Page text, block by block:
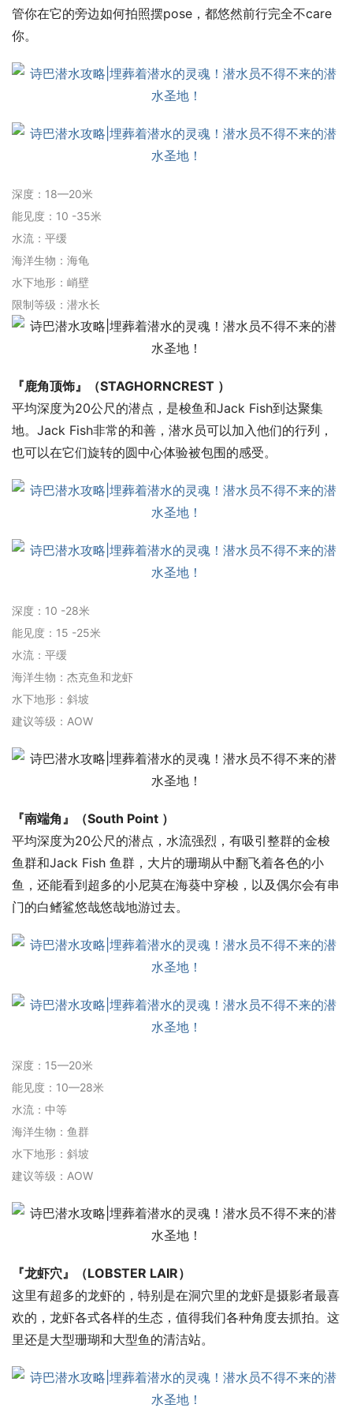
管你在它的旁边如何拍照摆pose，都悠然前行完全不care
你。
深度：18—20米
能见度：10 -35米
水流：平缓
海洋生物：海龟
水下地形：峭壁
限制等级：潜水长
『鹿角顶饰』（STAGHORNCREST ）
平均深度为20公尺的潜点，是梭鱼和Jack Fish到达聚集
地。Jack Fish非常的和善，潜水员可以加入他们的行列，
也可以在它们旋转的圆中心体验被包围的感受。
深度：10 -28米
能见度：15 -25米
水流：平缓
海洋生物：杰克鱼和龙虾
水下地形：斜坡
建议等级：AOW
『南端角』（South Point ）
平均深度为20公尺的潜点，水流强烈，有吸引整群的金梭
鱼群和Jack Fish 鱼群，大片的珊瑚从中翻飞着各色的小
鱼，还能看到超多的小尼莫在海葵中穿梭，以及偶尔会有串
门的白鳍鲨悠哉悠哉地游过去。
深度：15—20米
能见度：10—28米
水流：中等
海洋生物：鱼群
水下地形：斜坡
建议等级：AOW
『龙虾穴』（LOBSTER LAIR）
这里有超多的龙虾的，特别是在洞穴里的龙虾是摄影者最喜
欢的，龙虾各式各样的生态，值得我们各种角度去抓拍。这
里还是大型珊瑚和大型鱼的清洁站。